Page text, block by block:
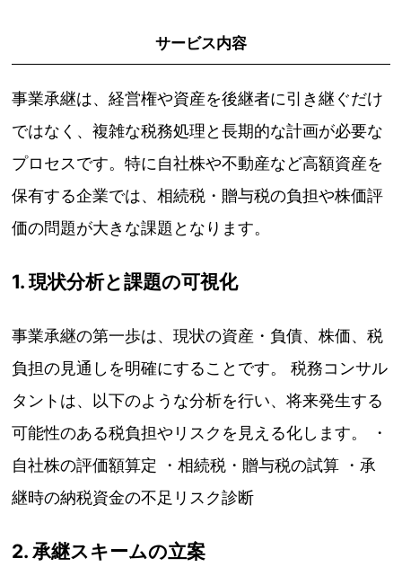
サービス内容
事業承継は、経営権や資産を後継者に引き継ぐだけ
ではなく、複雑な税務処理と長期的な計画が必要な
プロセスです。特に自社株や不動産など高額資産を
保有する企業では、相続税・贈与税の負担や株価評
価の問題が大きな課題となります。
1. 現状分析と課題の可視化
事業承継の第一歩は、現状の資産・負債、株価、税
負担の見通しを明確にすることです。 税務コンサル
タントは、以下のような分析を行い、将来発生する
可能性のある税負担やリスクを見える化します。 ・
自社株の評価額算定 ・相続税・贈与税の試算 ・承
継時の納税資金の不足リスク診断
2. 承継スキームの立案